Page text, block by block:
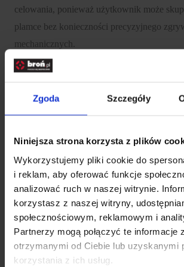
Zgoda Szczegóły
Niniejsza strona korzysta z plików
Wykorzystujemy pliki cookie do
i reklam, aby oferować funkcje
analizować ruch w naszej witrynie.
korzystasz z naszej witryny,
społecznościowym, reklamowym i
Partnerzy mogą połączyć te informacje
otrzymanymi od Ciebie lub uzyskanymi
korzystania z ich usług.
celowania, ponieważ użytkownik może
plamce bez konieczności precyzyjnego
mechanicznych.
Nowoczesna optyka i
Model Crossfire Red Dot korzysta z
światła i zwiększają klarowność obrazu.
użytkownik otrzymuje jasny, czytelny obraz
komfort obserwacji w zróżnicowanych
oświetleniowych.
Kolimator oferuje 11 poziomów regulacji
pozwala łatwo dopasować intensywność
aktualnych warunków terenowych i